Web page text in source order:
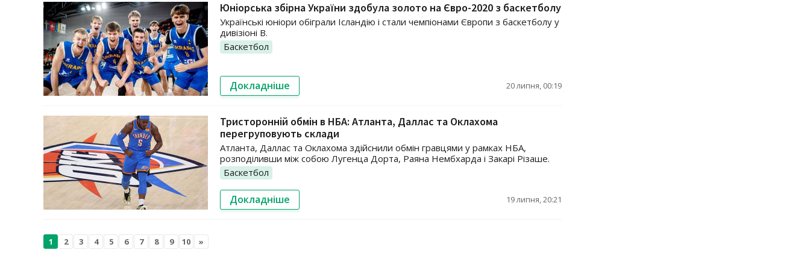
Юніорська збірна України здобула золото на Євро-2020 з баскетболу
Українські юніори обіграли Ісландію і стали чемпіонами Європи з баскетболу у
дивізіоні B.
Баскетбол
Докладніше 20 липня, 00:19
Тристоронній обмін в НБА: Атланта, Даллас та Оклахома
перегруповують склади
Атланта, Даллас та Оклахома здійснили обмін гравцями у рамках НБА,
розподіливши між собою Лугенца Дорта, Раяна Нембхарда і Закарі Різаше.
Баскетбол
Докладніше 19 липня, 20:21
1 2 3 4 5 6 7 8 9 10 »